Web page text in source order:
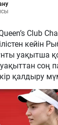
Club
кейін
уақытша
уақыттан соң
қалдыру